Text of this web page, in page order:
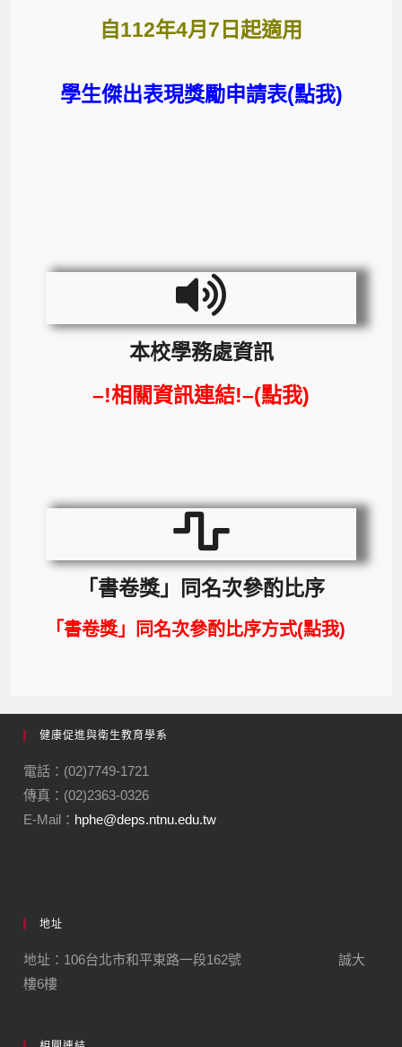
自112年4月7日起適用
學生傑出表現獎勵申請表(點我)
本校學務處資訊
–!相關資訊連結!–(點我)
「書卷獎」同名次參酌比序
「書卷獎」同名次參酌比序方式(點我)
健康促進與衛生教育學系
電話：(02)7749-1721
傳真：(02)2363-0326
E-Mail： hphe@deps.ntnu.edu.tw
地址
地址：106台北市和平東路一段162號 誠大
樓6樓